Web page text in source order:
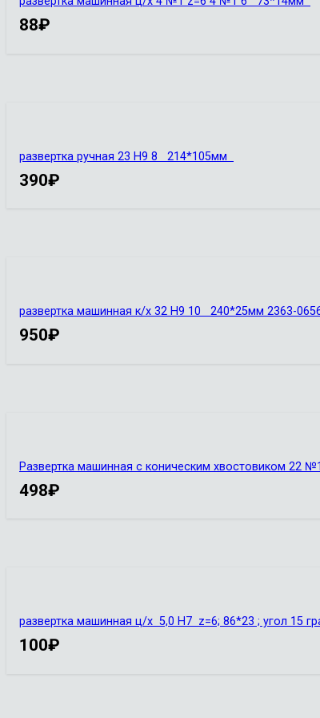
88₽
развертка ручная 23 Н9 8 214*105мм
390₽
развертка машинная к/х 32 Н9 10 240*25мм 2363-
950₽
Развертка машинная с коническим хвостовиком 22
498₽
развертка машинная ц/х 5,0 Н7 z=6; 86*23 ; угол 15
100₽